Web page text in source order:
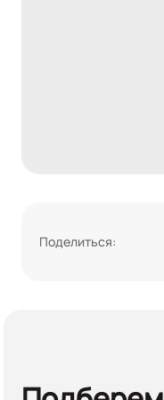
Поделиться: